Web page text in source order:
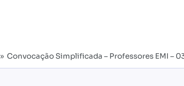
» Convocação Simplificada – Professores EMI –